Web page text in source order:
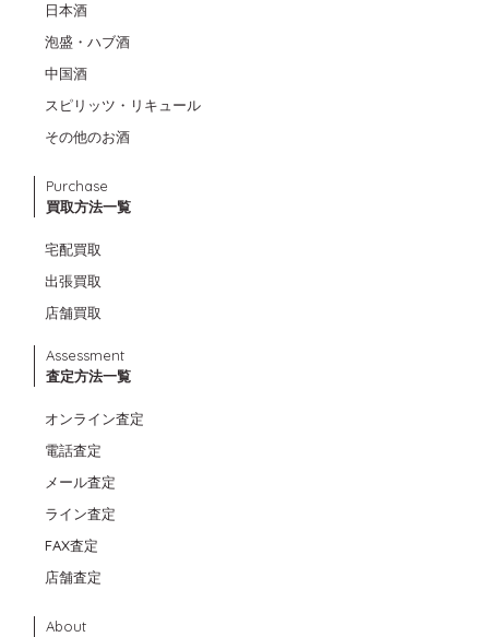
日本酒
泡盛・ハブ酒
中国酒
スピリッツ・リキュール
その他のお酒
Purchase
買取方法一覧
宅配買取
出張買取
店舗買取
Assessment
査定方法一覧
オンライン査定
電話査定
メール査定
ライン査定
FAX査定
店舗査定
About